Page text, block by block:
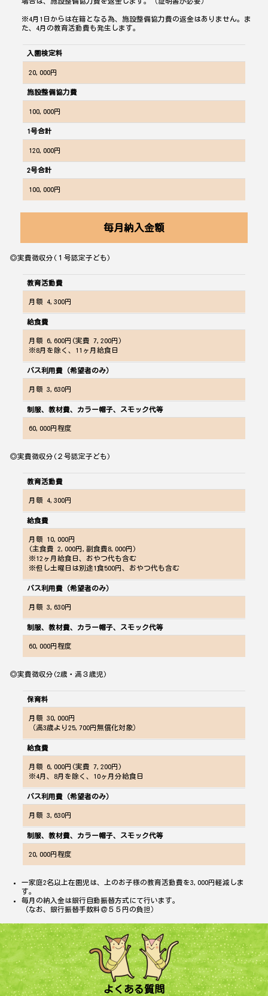
※4月 1 日からは在籍となる為、施設整備協力費の返金はありません。ま
た、 4月の教育活動費も発生します。
入園検定料
20,000円
施設整備協力費
100,000円
1号合計
120,000円
2号合計
100,000円
毎月納入金額
◎実費徴収分(１号認定子ども)
教育活動費
月額 4,300円
給食費
月額 6,600円(実費 7,200円)
※8月を除く、11ヶ月給食日
バス利用費（希望者のみ）
月額 3,630円
制服、教材費、カラー帽子、スモック代等
60,000円程度
◎実費徴収分(２号認定子ども)
教育活動費
月額 4,300円
給食費
月額 10,000円
(主食費 2,000円,副食費8,000円)
※12ヶ月給食日、おやつ代も含む
※但し土曜日は別途1食500円、おやつ代も含む
バス利用費（希望者のみ）
月額 3,630円
制服、教材費、カラー帽子、スモック代等
60,000円程度
◎実費徴収分(2歳・満３歳児)
保育料
月額 30,000円
（満3歳より25,700円無償化対象）
給食費
月額 6,000円(実費 7,200円)
※4月、8月を除く、10ヶ月分給食日
バス利用費（希望者のみ）
月額 3,630円
制服、教材費、カラー帽子、スモック代等
20,000円程度
一家庭2名以上在園児は、上のお子様の教育活動費を3,000円軽減しま
す。
毎月の納入金は銀行自動振替方式にて行います。
（なお、銀行振替手数料＠５５円の負担）
よくある質問